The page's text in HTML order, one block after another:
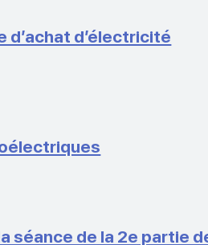
d’électricité
séance de la 2e partie